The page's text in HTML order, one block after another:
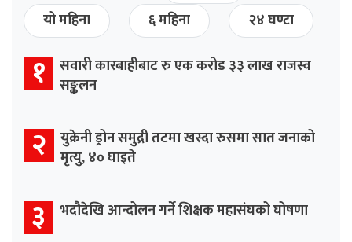
यो महिना
६ महिना २४ घण्टा
१ सवारी कारबाहीबाट रु एक करोड ३३ लाख राजस्व
सङ्कलन
२ युक्रेनी ड्रोन समुद्री तटमा खस्दा रुसमा सात जनाको
मृत्यु, ४० घाइते
३ भदौदेखि आन्दोलन गर्ने शिक्षक महासंघको घोषणा